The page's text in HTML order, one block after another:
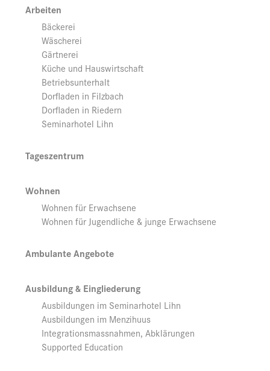
Arbeiten
Bäckerei
Wäscherei
Gärtnerei
Küche und Hauswirtschaft
Betriebsunterhalt
Dorfladen in Filzbach
Dorfladen in Riedern
Seminarhotel Lihn
Tageszentrum
Wohnen
Wohnen für Erwachsene
Wohnen für Jugendliche & junge Erwachsene
Ambulante Angebote
Ausbildung & Eingliederung
Ausbildungen im Seminarhotel Lihn
Ausbildungen im Menzihuus
Integrationsmassnahmen, Abklärungen
Supported Education